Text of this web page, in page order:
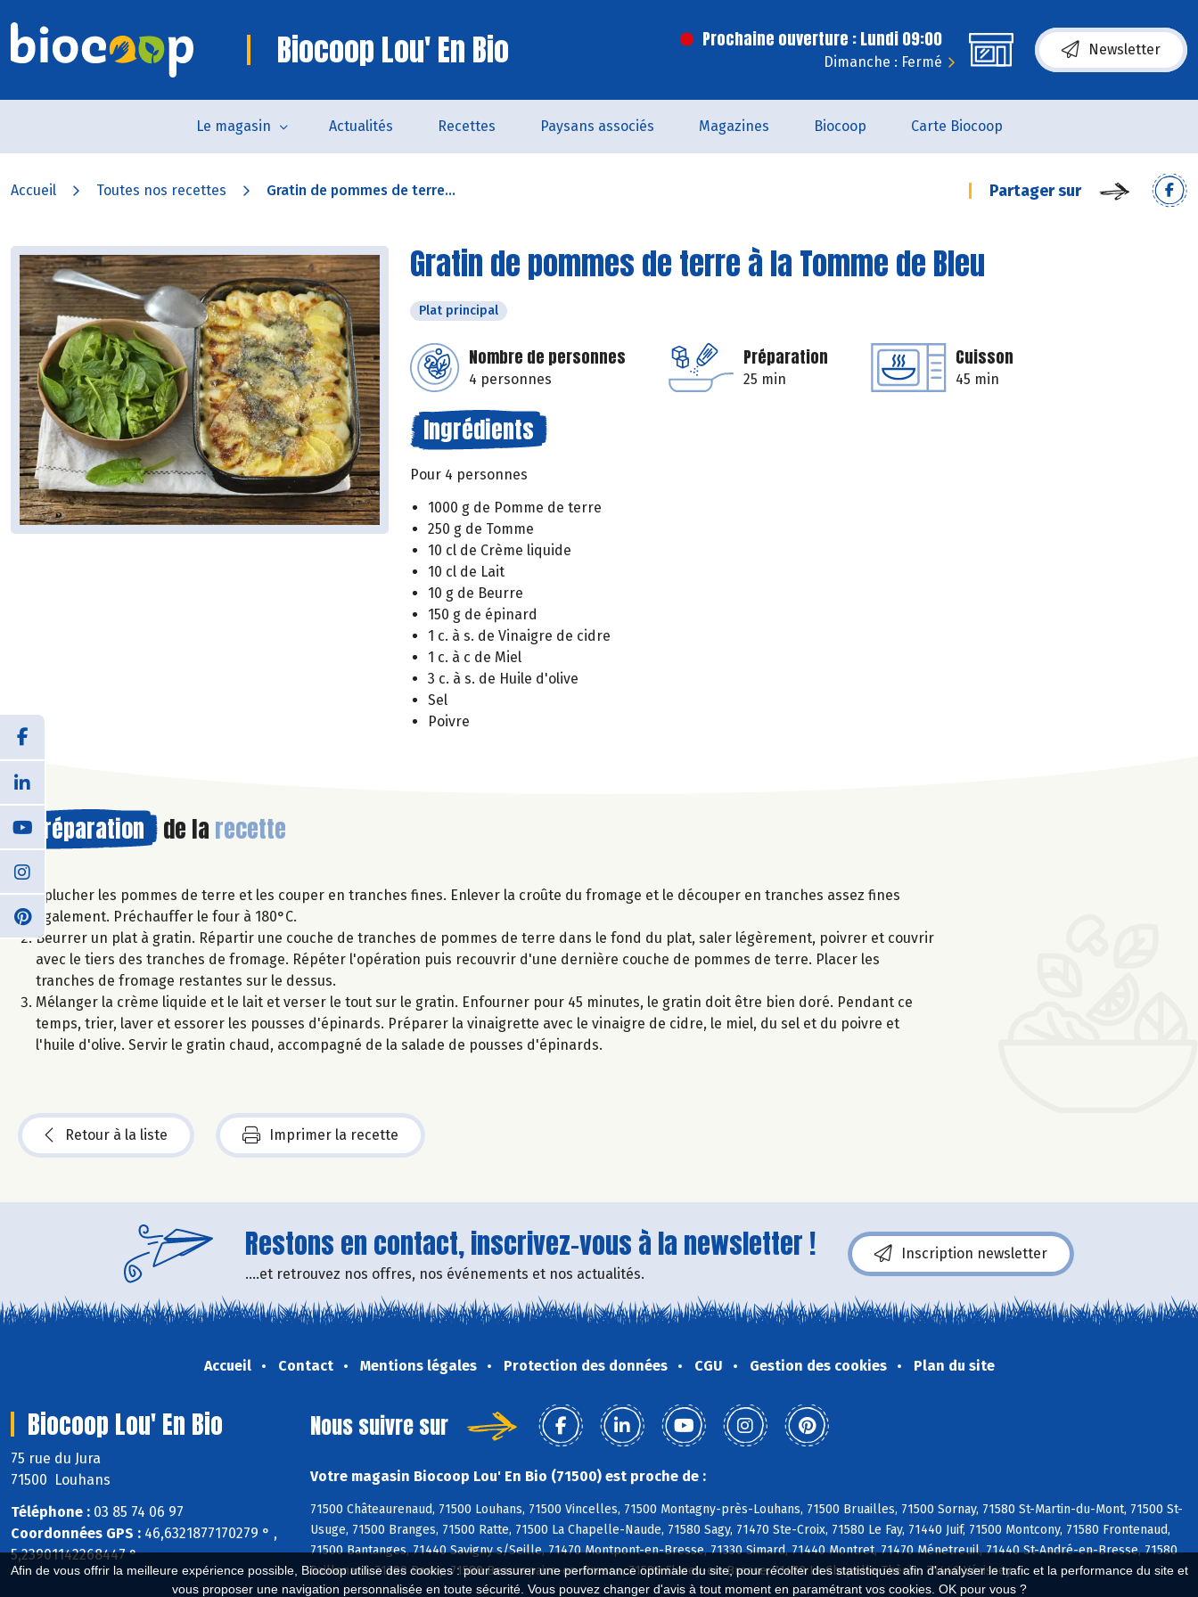
Afin de vous offrir la meilleure expérience possible, Biocoop utilise des cookies : pour assurer une performance optimale du site, pour récolter des statistiques afin d'analyser le trafic et la performance du site et
vous proposer une navigation personnalisée en toute sécurité. Vous pouvez changer d'avis à tout moment en paramétrant vos cookies. OK pour vous ?
Biocoop Lou' En Bio Prochaine ouverture : Lundi 09:00
Dimanche : Fermé
Newsletter
Le magasin Actualités Recettes Paysans associés Magazines Biocoop Carte Biocoop
Accueil Toutes nos recettes Gratin de pommes de terre... Partager sur
Gratin de pommes de terre à la Tomme de Bleu
Plat principal
Nombre de personnes
4 personnes
Préparation
25 min
Cuisson
45 min
Ingrédients
Pour 4 personnes
1000 g de Pomme de terre
250 g de Tomme
10 cl de Crème liquide
10 cl de Lait
10 g de Beurre
150 g de épinard
1 c. à s. de Vinaigre de cidre
1 c. à c de Miel
3 c. à s. de Huile d'olive
Sel
Poivre
Préparation de la recette
Éplucher les pommes de terre et les couper en tranches fines. Enlever la croûte du fromage et le découper en tranches assez fines
également. Préchauffer le four à 180°C.
Beurrer un plat à gratin. Répartir une couche de tranches de pommes de terre dans le fond du plat, saler légèrement, poivrer et couvrir
avec le tiers des tranches de fromage. Répéter l'opération puis recouvrir d'une dernière couche de pommes de terre. Placer les
tranches de fromage restantes sur le dessus.
Mélanger la crème liquide et le lait et verser le tout sur le gratin. Enfourner pour 45 minutes, le gratin doit être bien doré. Pendant ce
temps, trier, laver et essorer les pousses d'épinards. Préparer la vinaigrette avec le vinaigre de cidre, le miel, du sel et du poivre et
l'huile d'olive. Servir le gratin chaud, accompagné de la salade de pousses d'épinards.
Retour à la liste Imprimer la recette
Restons en contact, inscrivez-vous à la newsletter !
....et retrouvez nos offres, nos événements et nos actualités.
Inscription newsletter
Accueil Contact Mentions légales Protection des données CGU Gestion des cookies Plan du site
Biocoop Lou' En Bio
75 rue du Jura
71500 Louhans
Téléphone : 03 85 74 06 97
Coordonnées GPS : 46,6321877170279 ° ,
5,23901142268447 °
Nous suivre sur
Votre magasin Biocoop Lou' En Bio (71500) est proche de :
71500 Châteaurenaud, 71500 Louhans, 71500 Vincelles, 71500 Montagny-près-Louhans, 71500 Bruailles, 71500 Sornay, 71580 St-Martin-du-Mont, 71500 St-
Usuge, 71500 Branges, 71500 Ratte, 71500 La Chapelle-Naude, 71580 Sagy, 71470 Ste-Croix, 71580 Le Fay, 71440 Juif, 71500 Montcony, 71580 Frontenaud,
71500 Bantanges, 71440 Savigny s/Seille, 71470 Montpont-en-Bresse, 71330 Simard, 71440 Montret, 71470 Ménetreuil, 71440 St-André-en-Bresse, 71580
Saillenard, 71290 Rancy, 71580 Beaurepaire-en-Bresse, 71580 Flacey-en-Bresse, 71470 La Chapelle-Thècle, 71440 Vérissey